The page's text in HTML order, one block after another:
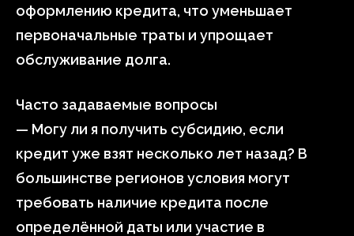
оформлению кредита, что уменьшает
первоначальные траты и упрощает
обслуживание долга.
Часто задаваемые вопросы
— Могу ли я получить субсидию, если
кредит уже взят несколько лет назад? В
большинстве регионов условия могут
требовать наличие кредита после
определённой даты или участие в